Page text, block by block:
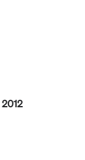
2012